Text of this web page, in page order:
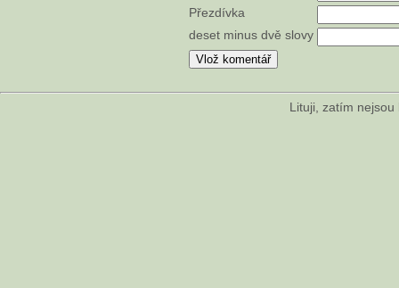
Přezdívka
deset minus dvě slovy
Lituji, zatím